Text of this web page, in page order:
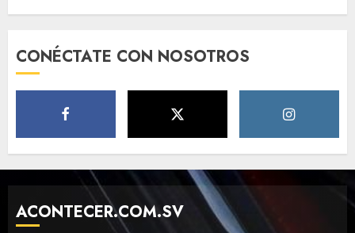
Classic Cars in a Retro
The full story of
Thailand’s extraordinary
cave rescue
MAYO 14, 2024 1002
CONÉCTATE CON NOSOTROS
ACONTECER.COM.SV